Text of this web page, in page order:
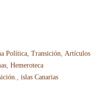
Política, Transición
Artículos
Hemeroteca
islas Canarias